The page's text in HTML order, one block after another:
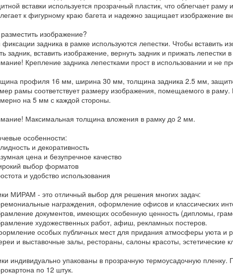
вставки используется прозрачный пластик, что облегчает
к фигурному краю багета и надежно защищает изображение
изображение?
фиксации задника в рамке используются лепестки. Чтобы вставить
задник, вставить изображение, вернуть задник и прижать лепестки
Крепление задника лепестками прост в использовании и не
профиля 16 мм, ширина 30 мм, толщина задника 2.5 мм,
рамы соответствует размеру изображения, помещаемого в
на 5 мм с каждой стороны.
Максимальная толщина вложения в рамку до 2 мм.
особенности:
и декоративность
цена и безупречное качество
выбор форматов
и удобство использования
МИРАМ - это отличный выбор для решения многих задач:
награждения, оформление офисов и классических
документов, имеющих особенную ценность (дипломы,
художественных работ, афиш, рекламных постеров.
особых публичных мест для придания атмосферы уюта и
и выставочные залы, рестораны, салоны красоты, эстетические
индивидуально упакованы в прозрачную термоусадочную пленку.
по 12 штук.